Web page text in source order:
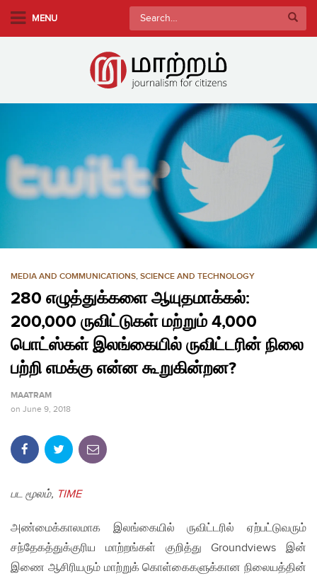
MENU
Search
for:
MEDIA AND COMMUNICATIONS, SCIENCE AND TECHNOLOGY
280 எழுத்துக்களை ஆயுதமாக்கல்:
200,000 ருவிட்டுகள் மற்றும் 4,000
பொட்ஸ்கள் இலங்கையில் ருவிட்டரின் நிலை
பற்றி எமக்கு என்ன கூறுகின்றன?
MAATRAM
on June 9, 2018
பட மூலம், TIME
அண்மைக்காலமாக இலங்கையில் ருவிட்டரில் ஏற்பட்டுவரும்
சந்தேகத்துக்குரிய மாற்றங்கள் குறித்து Groundviews இன்
இணை ஆசிரியரும் மாற்றுக் கொள்கைகளுக்கான நிலையத்தின்